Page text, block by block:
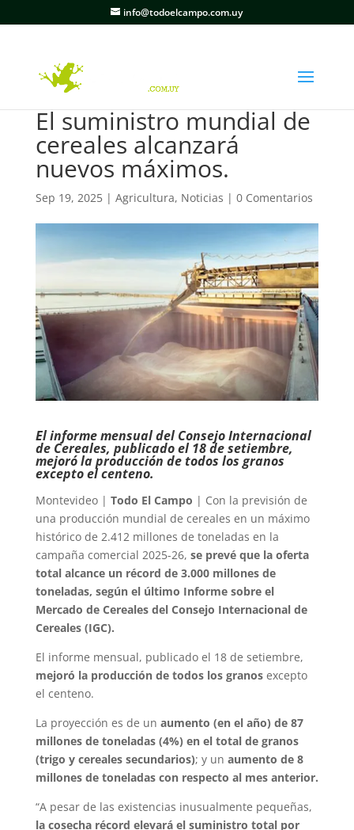
info@todoelcampo.com.uy
El suministro mundial de
cereales alcanzará
nuevos máximos.
Sep 19, 2025| Agricultura, Noticias | 0 Comentarios
El informe mensual del Consejo Internacional
de Cereales, publicado el 18 de setiembre,
mejoró la producción de todos los granos
excepto el centeno.
Montevideo | Todo El Campo | Con la previsión de
una producción mundial de cereales en un máximo
histórico de 2.412 millones de toneladas en la
campaña comercial 2025-26, se prevé que la oferta
total alcance un récord de 3.000 millones de
toneladas, según el último Informe sobre el
Mercado de Cereales del Consejo Internacional de
Cereales (IGC).
El informe mensual, publicado el 18 de setiembre,
mejoró la producción de todos los granosexcepto
el centeno.
La proyección es de un aumento (en el año) de 87
millones de toneladas (4%) en el total de granos
(trigo y cereales secundarios); y un aumento de 8
millones de toneladas con respecto al mes anterior.
“A pesar de las existencias inusualmente pequeñas,
la cosecha récord elevará el suministro total por